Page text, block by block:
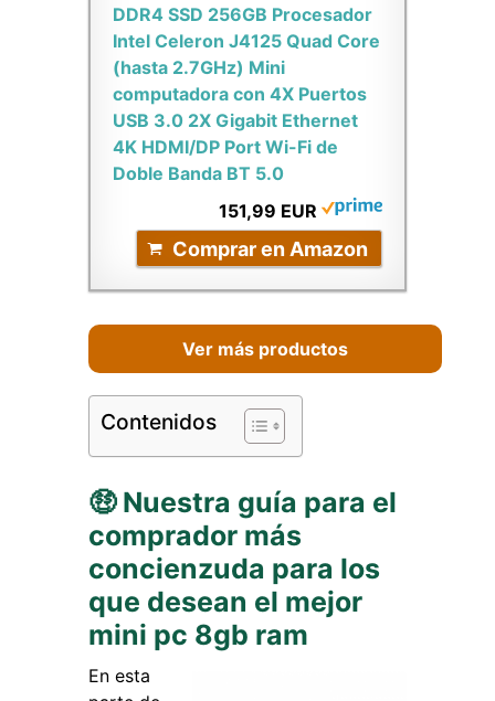
DDR4 SSD 256GB Procesador
Intel Celeron J4125 Quad Core
(hasta 2.7GHz) Mini
computadora con 4X Puertos
USB 3.0 2X Gigabit Ethernet
4K HDMI/DP Port Wi-Fi de
Doble Banda BT 5.0
151,99 EUR
Comprar en Amazon
Ver más productos
Contenidos
🤑 Nuestra guía para el
comprador más
concienzuda para los
que desean el mejor
mini pc 8gb ram
En esta